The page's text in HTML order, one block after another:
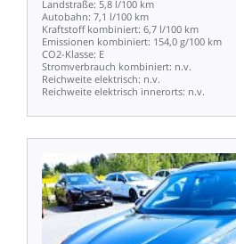
Landstraße: 5,8 l/100 km
Autobahn: 7,1 l/100 km
Kraftstoff kombiniert: 6,7 l/100 km
Emissionen kombiniert: 154,0 g/100 km
CO2-Klasse: E
Stromverbrauch kombiniert: n.v.
Reichweite elektrisch: n.v.
Reichweite elektrisch innerorts: n.v.